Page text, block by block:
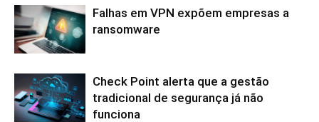
Falhas em VPN expõem empresas a
ransomware
Check Point alerta que a gestão
tradicional de segurança já não
funciona